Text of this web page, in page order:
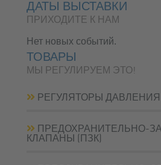
ДАТЫ ВЫСТАВКИ
ПРИХОДИТЕ К НАМ
Нет новых событий.
ТОВАРЫ
МЫ РЕГУЛИРУЕМ ЭТО!
РЕГУЛЯТОРЫ ДАВЛЕНИЯ
ПРЕДОХРАНИТЕЛЬНО-
КЛАПАНЫ (ПЗК)